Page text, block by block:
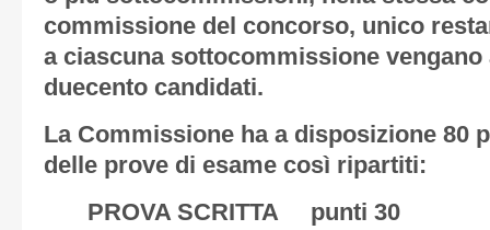
commissione del concorso, unico
a ciascuna sottocommissione
duecento candidati.
La Commissione ha a disposizione 80
delle prove di esame così ripartiti:
PROVA SCRITTA punti 30